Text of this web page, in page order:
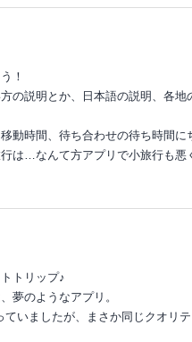
！
の説明とか、日本語の説明、各
動時間、待ち合わせの待ち時間
は…なんて方アプリで小旅行も悪
トリップ♪
夢のようなアプリ。
ていましたが、まさか同じクオリ